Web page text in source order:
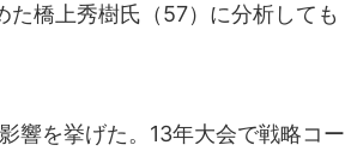
橋上秀樹氏（57）に分析しても
響を挙げた。13年大会で戦略コー